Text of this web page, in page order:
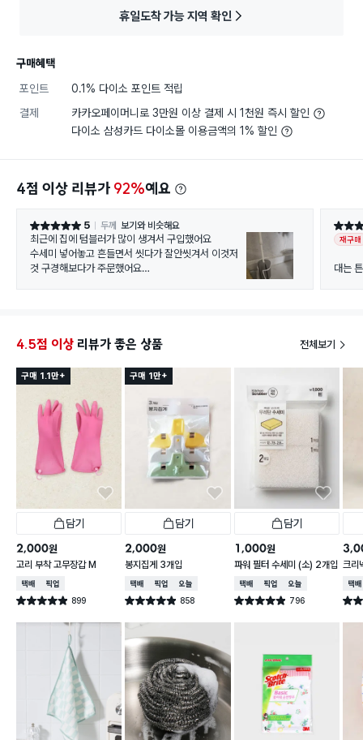
휴일도착 가능 지역 확인
구매혜택
포인트
0.1% 다이소 포인트 적립
결제
카카오페이머니로 3만원 이상 결제 시 1천원 즉시 할인
다이소 삼성카드 다이소몰 이용금액의 1% 할인
4점 이상 리뷰가 92%예요
별점 5점 5 두께 보기와 비슷해요
최근에 집에 텀블러가 많이 생겨서 구입했어요
수세미 넣어놓고 흔들면서 씻다가 잘안씻겨서 이것저
것 구경해보다가 주문했어요
별점 5
재구매
대는
4.5점 이상 리뷰가 좋은 상품 전체보기
구매 1.1만+
담기
2,000원
고리 부착 고무장갑 M
택배배송매장픽업
별점 4.9점 899
건 작성
구매 1만+
담기
2,000원
봉지집게 3개입
택배배송매장픽업오늘배송
별점 4.9점 858
건 작성
담기
1,000원
파워 필터 수세미 (소) 2개입
택배배송매장픽업오늘배송
별점 4.9점 796
건 작성
크리
주
택배
별점